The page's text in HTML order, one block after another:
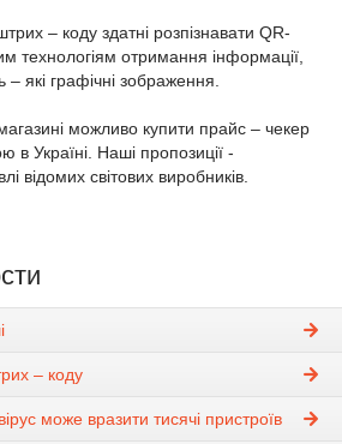
– коду здатні розпізнавати QR-
технологіям отримання інформації,
які графічні зображення.
можливо купити прайс – чекер
в Україні. Наші пропозиції -
відомих світових виробників.
– коду
може вразити тисячі пристроїв